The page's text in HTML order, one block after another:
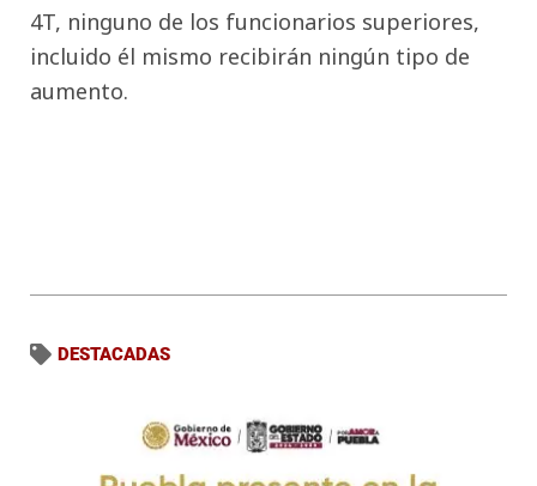
4T, ninguno de los funcionarios superiores,
incluido él mismo recibirán ningún tipo de
aumento.
DESTACADAS